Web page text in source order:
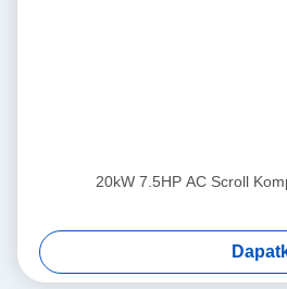
20kW 7.5HP AC Scroll